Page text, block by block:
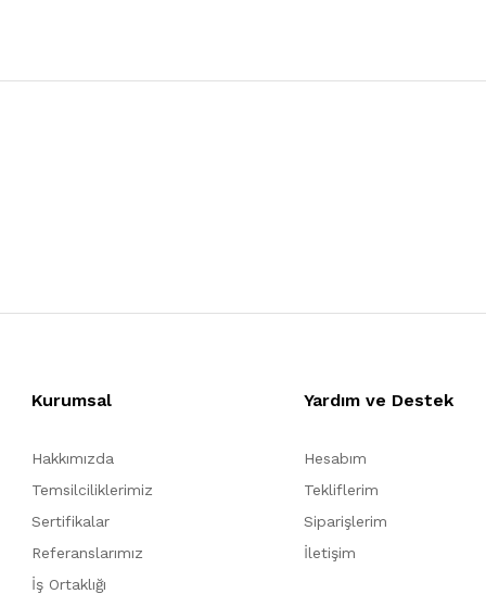
Kurumsal
Hakkımızda
Temsilciliklerimiz
Sertifikalar
Referanslarımız
İş Ortaklığı
Yardım ve Destek
Hesabım
Tekliflerim
Siparişlerim
İletişim